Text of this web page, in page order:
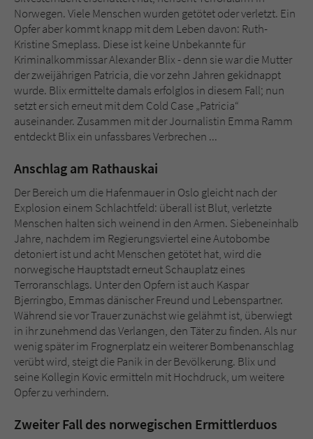
Norwegen. Viele Menschen wurden getötet oder verletzt. Ein
Opfer aber kommt knapp mit dem Leben davon: Ruth-
Kristine Smeplass. Diese ist keine Unbekannte für
Kriminalkommissar Alexander Blix - denn sie war die Mutter
der zweijährigen Patricia, die vor zehn Jahren gekidnappt
wurde. Blix ermittelte damals erfolglos in diesem Fall; nun
setzt er sich erneut mit dem Cold Case „Patricia“
auseinander. Zusammen mit der Journalistin Emma Ramm
entdeckt Blix ein unfassbares Verbrechen ...
Anschlag am Rathauskai
Der Bereich um die Hafenmauer in Oslo gleicht nach der
Explosion einem Schlachtfeld: überall ist Blut, verletzte
Menschen halten sich weinend in den Armen. Siebeneinhalb
Jahre, nachdem im Regierungsviertel eine Autobombe
detoniert ist und acht Menschen getötet hat, wird die
norwegische Hauptstadt erneut Schauplatz eines
Terroranschlags. Unter den Opfern ist auch Kaspar
Bjerringbo, Emmas dänischer Freund und Lebenspartner.
Während sie vor Trauer zunächst wie gelähmt ist, überwiegt
in ihr zunehmend das Verlangen, den Täter zu finden. Als nur
wenig später im Frognerplatz ein weiterer Bombenanschlag
verübt wird, steigt die Panik in der Bevölkerung. Blix und
seine Kollegin Kovic ermitteln mit Hochdruck, um weitere
Opfer zu verhindern.
Zweiter Fall des norwegischen Ermittlerduos
Sicherheitscode des Kontaktformulars zu
überprüfen.